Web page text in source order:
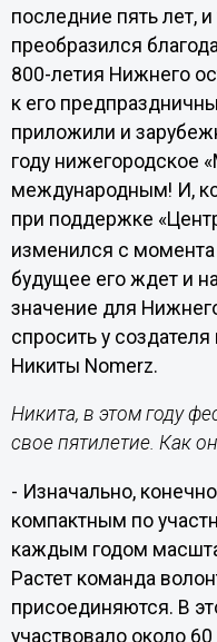
последние пять лет,
преобразился
800-летия Нижнего
к его
приложили и
году нижегородское
международным! И,
при поддержке
изменился с момента
будущее его ждет и
значение для
спросить у
Никиты Nomerz.
Никита, в этом году
свое пятилетие. Как
- Изначально,
компактным по
каждым годом
Растет команда
присоединяются. В
участвовало около